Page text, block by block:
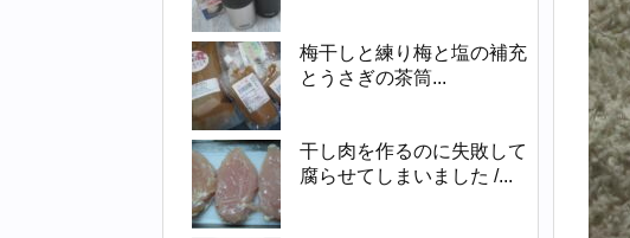
梅干しと練り梅と塩の補充
とうさぎの茶筒...
干し肉を作るのに失敗して
腐らせてしまいました /...